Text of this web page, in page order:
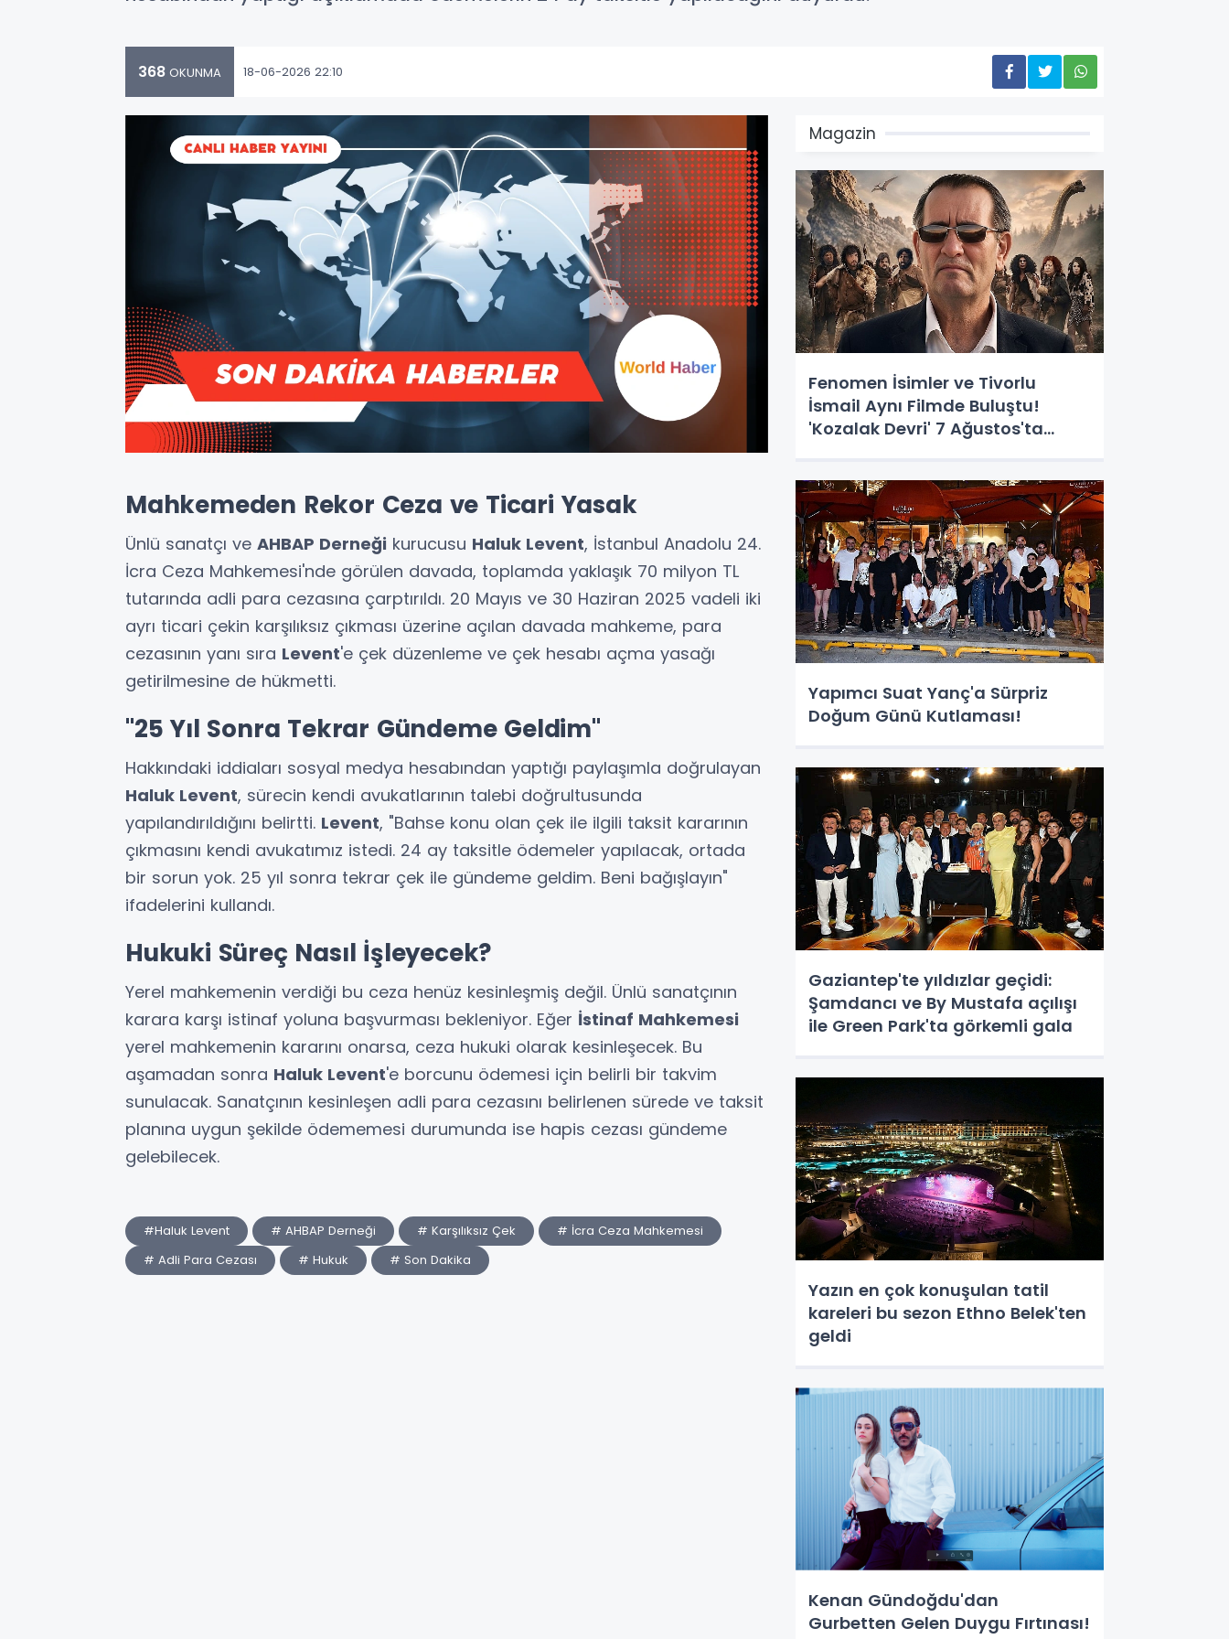
368 OKUNMA 18-06-2026 22:10
Mahkemeden Rekor Ceza ve Ticari Yasak
Ünlü sanatçı ve AHBAP Derneği kurucusu Haluk Levent, İstanbul Anadolu 24.
İcra Ceza Mahkemesi'nde görülen davada, toplamda yaklaşık 70 milyon TL
tutarında adli para cezasına çarptırıldı. 20 Mayıs ve 30 Haziran 2025 vadeli iki
ayrı ticari çekin karşılıksız çıkması üzerine açılan davada mahkeme, para
cezasının yanı sıra Levent'e çek düzenleme ve çek hesabı açma yasağı
getirilmesine de hükmetti.
"25 Yıl Sonra Tekrar Gündeme Geldim"
Hakkındaki iddiaları sosyal medya hesabından yaptığı paylaşımla doğrulayan
Haluk Levent, sürecin kendi avukatlarının talebi doğrultusunda
yapılandırıldığını belirtti. Levent, "Bahse konu olan çek ile ilgili taksit kararının
çıkmasını kendi avukatımız istedi. 24 ay taksitle ödemeler yapılacak, ortada
bir sorun yok. 25 yıl sonra tekrar çek ile gündeme geldim. Beni bağışlayın"
ifadelerini kullandı.
Hukuki Süreç Nasıl İşleyecek?
Yerel mahkemenin verdiği bu ceza henüz kesinleşmiş değil. Ünlü sanatçının
karara karşı istinaf yoluna başvurması bekleniyor. Eğer İstinaf Mahkemesi
yerel mahkemenin kararını onarsa, ceza hukuki olarak kesinleşecek. Bu
aşamadan sonra Haluk Levent'e borcunu ödemesi için belirli bir takvim
sunulacak. Sanatçının kesinleşen adli para cezasını belirlenen sürede ve taksit
planına uygun şekilde ödememesi durumunda ise hapis cezası gündeme
gelebilecek.
#Haluk Levent # AHBAP Derneği # Karşılıksız Çek
# İcra Ceza Mahkemesi
# Adli Para Cezası
# Hukuk # Son Dakika
Magazin
Fenomen İsimler ve Tivorlu
İsmail Aynı Filmde Buluştu!
'Kozalak Devri' 7 Ağustos'ta
Yapımcı Suat Yanç'a Sürpriz
Doğum Günü Kutlaması!
Gaziantep'te yıldızlar geçidi:
Şamdancı ve By Mustafa açılışı
ile Green Park'ta görkemli gala
Yazın en çok konuşulan tatil
kareleri bu sezon Ethno Belek'ten
geldi
Kenan Gündoğdu'dan
Gurbetten Gelen Duygu Fırtınası!